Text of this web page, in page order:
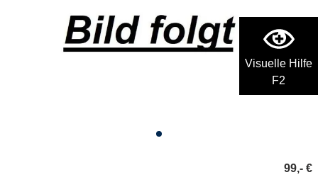
Visuelle Hilfe
F2
99,- €